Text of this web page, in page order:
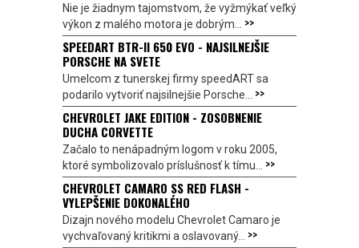
Nie je žiadnym tajomstvom, že vyžmýkať veľký
výkon z malého motora je dobrým... >>
SPEEDART BTR-II 650 EVO - NAJSILNEJŠIE
PORSCHE NA SVETE
Umelcom z tunerskej firmy speedART sa
podarilo vytvoriť najsilnejšie Porsche... >>
CHEVROLET JAKE EDITION - ZOSOBNENIE
DUCHA CORVETTE
Začalo to nenápadným logom v roku 2005,
ktoré symbolizovalo príslušnosť k tímu... >>
CHEVROLET CAMARO SS RED FLASH -
VYLEPŠENIE DOKONALÉHO
Dizajn nového modelu Chevrolet Camaro je
vychvaľovaný kritikmi a oslavovaný... >>